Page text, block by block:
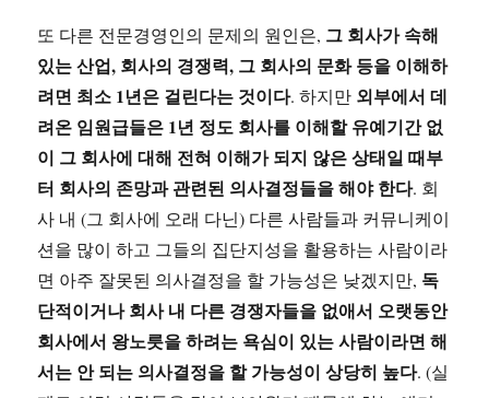
또 다른 전문경영인의 문제의 원인은, 그 회사가 속해
있는 산업, 회사의 경쟁력, 그 회사의 문화 등을 이해하
려면 최소 1년은 걸린다는 것이다. 하지만 외부에서 데
려온 임원급들은 1년 정도 회사를 이해할 유예기간 없
이 그 회사에 대해 전혀 이해가 되지 않은 상태일 때부
터 회사의 존망과 관련된 의사결정들을 해야 한다. 회
사 내 (그 회사에 오래 다닌) 다른 사람들과 커뮤니케이
션을 많이 하고 그들의 집단지성을 활용하는 사람이라
면 아주 잘못된 의사결정을 할 가능성은 낮겠지만, 독
단적이거나 회사 내 다른 경쟁자들을 없애서 오랫동안
회사에서 왕노릇을 하려는 욕심이 있는 사람이라면 해
서는 안 되는 의사결정을 할 가능성이 상당히 높다. (실